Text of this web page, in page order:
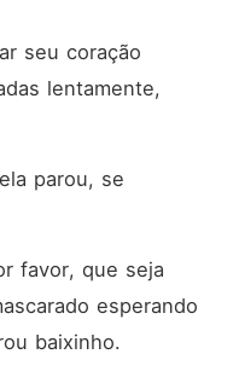
seu coração
lentamente,
parou, se
favor, que seja
esperando
baixinho.